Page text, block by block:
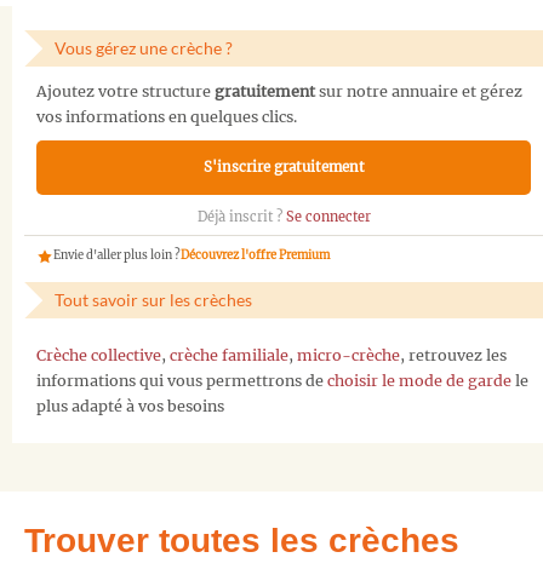
Vous gérez une crèche ?
Ajoutez votre structure gratuitementsur notre annuaire et gérez
vos informations en quelques clics.
S'inscrire gratuitement
Déjà inscrit ? Se connecter
Envie d'aller plus loin ?Découvrez l'offre Premium
Tout savoir sur les crèches
Crèche collective, crèche familiale, micro-crèche, retrouvez les
informations qui vous permettrons de choisir le mode de garde le
plus adapté à vos besoins
Trouver toutes les crèches